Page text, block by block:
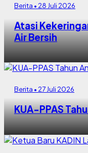
Berita • 28 Juli 2026
Atasi
Air Bersih
Berita • 27 Juli 2026
KUA-PPAS